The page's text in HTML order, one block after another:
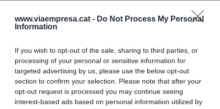
www.viaempresa.cat - Do Not Process My Personal
Information
If you wish to opt-out of the sale, sharing to third parties, or
processing of your personal or sensitive information for
targeted advertising by us, please use the below opt-out
section to confirm your selection. Please note that after your
opt-out request is processed you may continue seeing
interest-based ads based on personal information utilized by
RELACIONADES